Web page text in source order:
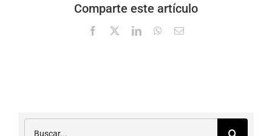
Comparte este artículo
Facebook LinkedInWhatsApp
Correo